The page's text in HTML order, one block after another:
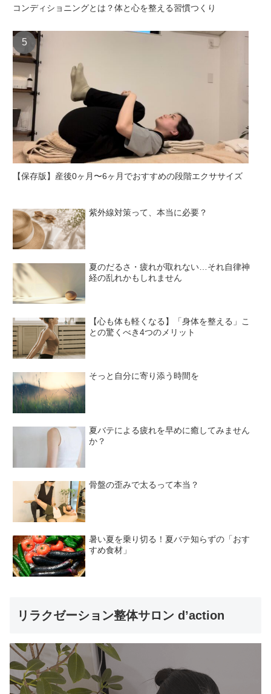
コンディショニングとは？体と心を整える習慣つくり
【保存版】産後0ヶ月〜6ヶ月でおすすめの段階エクササイズ
紫外線対策って、本当に必要？
夏のだるさ・疲れが取れない…それ自律神
経の乱れかもしれません
【心も体も軽くなる】「身体を整える」こ
との驚くべき4つのメリット
そっと自分に寄り添う時間を
夏バテによる疲れを早めに癒してみません
か？
骨盤の歪みで太るって本当？
暑い夏を乗り切る！夏バテ知らずの「おす
すめ食材」
リラクゼーション整体サロン d’action